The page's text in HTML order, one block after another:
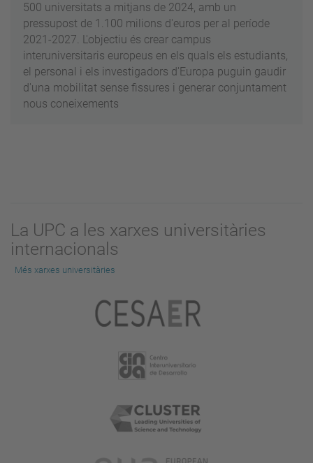
500 universitats a mitjans de 2024, amb un
pressupost de 1.100 milions d'euros per al període
2021-2027. L'objectiu és crear campus
interuniversitaris europeus en els quals els estudiants,
el personal i els investigadors d'Europa puguin gaudir
d'una mobilitat sense fissures i generar conjuntament
nous coneixements
La UPC a les xarxes universitàries
internacionals
Més xarxes universitàries